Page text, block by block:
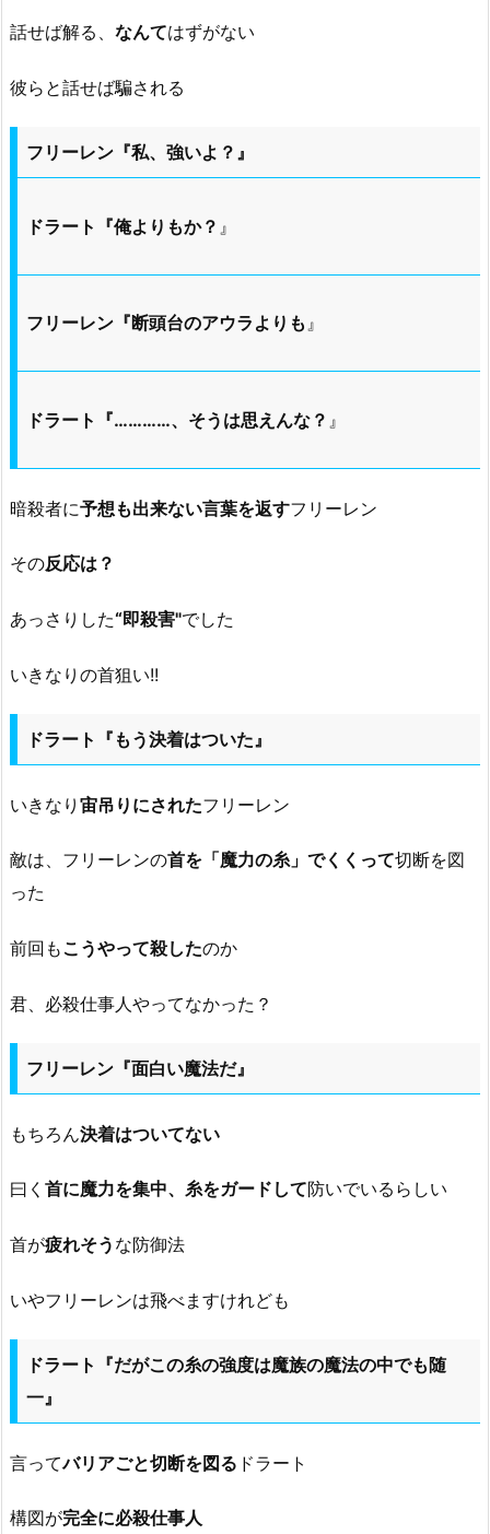
話せば解る、 なんてはずがない
彼らと話せば騙される
フリーレン『私、強いよ？』
ドラート『俺よりもか？ 』
フリーレン『断頭台のアウラよりも 』
ドラート『…………、そうは思えんな？ 』
暗殺者に予想も出来ない言葉を返すフリーレン
その反応は？
あっさりした“即殺害"でした
いきなりの首狙い!!
ドラート『もう決着はついた』
いきなり 宙吊りにされたフリーレン
敵は、フリーレンの首を「魔力の糸」でくくって切断を図
った
前回も こうやって殺したのか
君、必殺仕事人やってなかった？
フリーレン『面白い魔法だ』
もちろん決着はついてない
曰く 首に魔力を集中、糸をガードして防いでいるらしい
首が疲れそう な防御法
いやフリーレンは飛べますけれども
ドラート『だがこの糸の強度は魔族の魔法の中でも随
一』
言ってバリアごと切断を図る ドラート
構図が完全に必殺仕事人